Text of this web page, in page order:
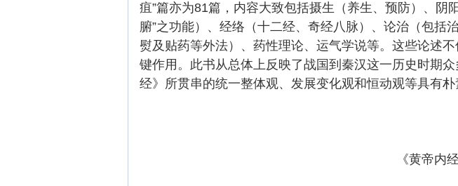
疽”篇亦为81篇，内容大致包括摄生（养生、预防）、阴
腑”之功能）、经络（十二经、奇经八脉）、论治（包括
熨及贴药等外法）、药性理论、运气学说等。这些论述
键作用。此书从总体上反映了战国到秦汉这一历史时期
经》所贯串的统一整体观、发展变化观和恒动观等具有
《黄帝内